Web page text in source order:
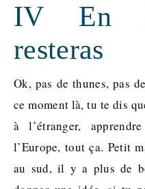
IV En
resteras
Ok, pas de thunes, pas
ce moment là, tu te dis
à l’étranger,
l’Europe, tout ça. Petit
au sud, il y a plus de